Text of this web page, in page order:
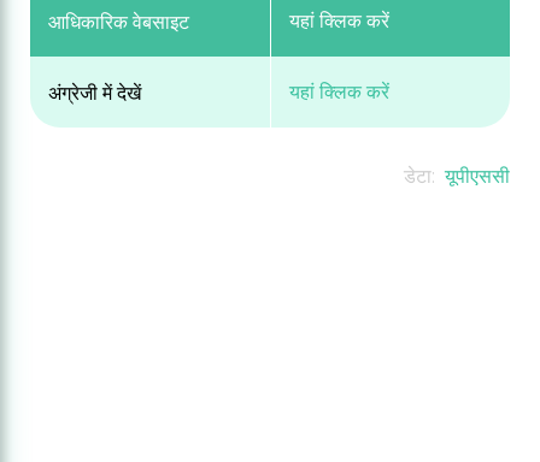
आधिकारिक वेबसाइट यहां क्लिक करें
अंग्रेजी में देखें यहां क्लिक करें
डेटा:यूपीएससी